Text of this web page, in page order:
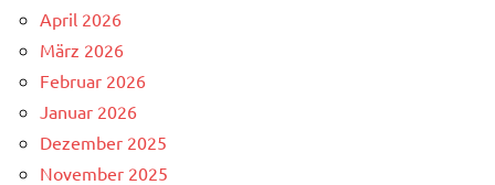
April 2026
März 2026
Februar 2026
Januar 2026
Dezember 2025
November 2025